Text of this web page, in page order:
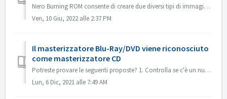
Nero Burning ROM consente di creare due diversi tipi di immagini disco. I 'file immagine Nero' (*.nrg) consistono in un formato immagine disco prop...
Ven, 10 Giu, 2022 alle 2:37 PM
Il masterizzatore Blu-Ray/DVD viene riconosciuto
come masterizzatore CD
Potreste provare le seguenti proposte? 1. Controlla se c'è un nuovo driver per il tuo masterizzatore e il firmware. Si prega di aggiornare se c'è. ...
Lun, 6 Dic, 2021 alle 7:49 AM